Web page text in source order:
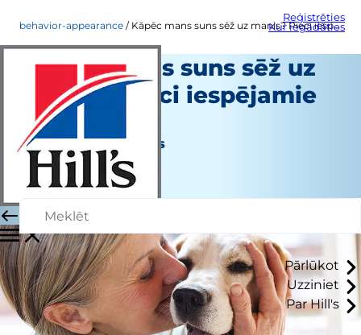
Reģistrēties
Kur iegādāties
Pārlūkot
Uzziniet
Par Hill's
behavior-appearance Kāpēc mans suns sēž uz manis? Pieci iespējamie iemesli
Kāpēc mans suns sēž uz
manis? Pieci iespējamie
iemesli
Uzvedība un izskats
Chrissie Klinger
|